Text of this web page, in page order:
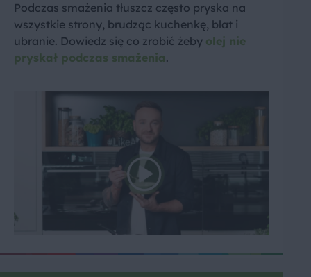
Podczas smażenia tłuszcz często pryska na
wszystkie strony, brudząc kuchenkę, blat i
ubranie. Dowiedz się co zrobić żeby olej nie
pryskał podczas smażenia.